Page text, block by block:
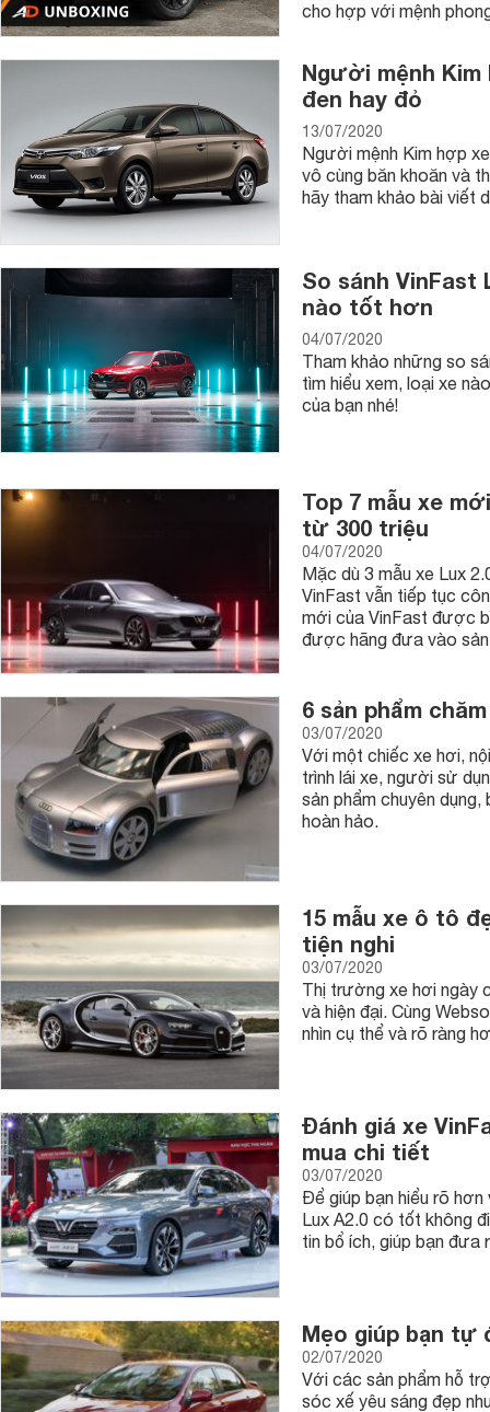
cho hợp với mệnh
Người mệnh Kim
đen hay đỏ
13/07/2020
Người mệnh Kim hợp
vô cùng băn khoăn và
hãy tham khảo bài viết
So sánh VinFast
nào tốt hơn
04/07/2020
Tham khảo những so
tìm hiểu xem, loại xe
của bạn nhé!
Top 7 mẫu xe
từ 300 triệu
04/07/2020
Mặc dù 3 mẫu xe Lux
VinFast vẫn tiếp tục
mới của VinFast được
được hãng đưa vào
6 sản phẩm
03/07/2020
Với một chiếc xe hơi,
trình lái xe, người sử
sản phẩm chuyên
hoàn hảo.
15 mẫu xe ô tô
tiện nghi
03/07/2020
Thị trường xe hơi ngày
và hiện đại. Cùng
nhìn cụ thể và rõ ràng
Đánh giá xe
mua chi tiết
03/07/2020
Để giúp bạn hiểu rõ
Lux A2.0 có tốt không
tin bổ ích, giúp bạn đưa
Mẹo giúp bạn tự
02/07/2020
Với các sản phẩm hỗ
sóc xế yêu sáng đẹp